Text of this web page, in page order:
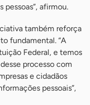
pessoas”, afirmou.
também reforça
fundamental. “A
Federal, e temos
processo com
e cidadãos
pessoais”,